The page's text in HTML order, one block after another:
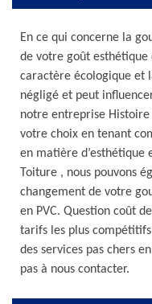
En ce qui concerne la
de votre goût
caractère écologique et
négligé et peut
notre entreprise
votre choix en tenant
en matière d’esthétique
Toiture , nous pouvons
changement de votre
en PVC. Question coût
tarifs les plus
des services pas chers
pas à nous contacter.